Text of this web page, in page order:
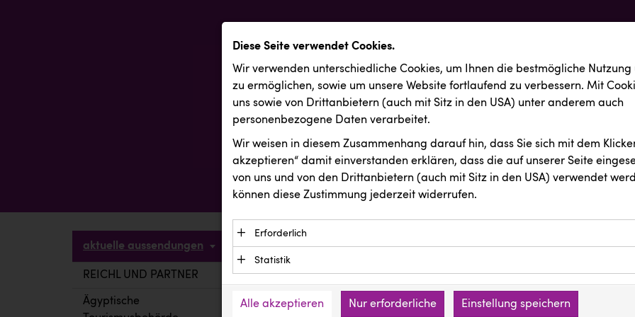
aktuelle aussendungen
REICHL UND PARTNER
Ägyptische
Diese Seite verwendet Cookies.
Wir verwenden unterschiedliche Cookies, um Ihnen die best­mögliche Nutzung
zu ermöglichen, sowie um unsere Website fortlaufend zu verbessern. Mit
uns sowie von Drittanbietern (auch mit Sitz in den USA) unter anderem auch
personenbezogene Daten verarbeitet.
Wir weisen in diesem Zusammenhang darauf hin, dass Sie sich mit dem
akzeptieren“ damit ein­ver­standen erklären, dass die auf unserer Seite
von uns und von den Drittanbietern (auch mit Sitz in den USA) verwendet
können diese Zustimmung jederzeit widerrufen.
Erforderlich
Essenzielle Cookies ermöglichen grundlegende Funktionen und sind für die
Funktion der Website erforderlich. Diese Cookies speichern keine
Daten und werden an keine Dritten übermittelt.
Anbieter: Eigentümer der Website (Erstanbieter)
Statistik
verstehen, wie unsere Besucher unsere Website nutzen.
Alle akzeptieren Nur erforderliche Einstellung speichern